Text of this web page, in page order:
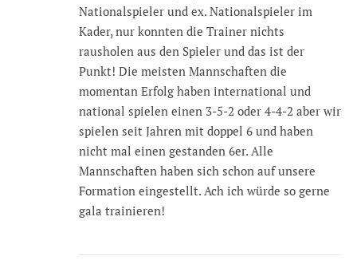
Nationalspieler und ex. Nationalspieler im
Kader, nur konnten die Trainer nichts
rausholen aus den Spieler und das ist der
Punkt! Die meisten Mannschaften die
momentan Erfolg haben international und
national spielen einen 3-5-2 oder 4-4-2 aber wir
spielen seit Jahren mit doppel 6 und haben
nicht mal einen gestanden 6er. Alle
Mannschaften haben sich schon auf unsere
Formation eingestellt. Ach ich würde so gerne
gala trainieren!